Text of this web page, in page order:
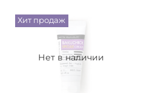
Нет в наличии
Хит продаж